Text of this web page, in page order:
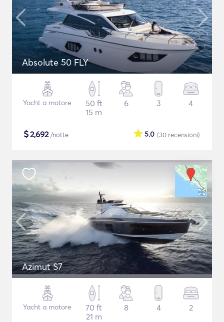
Absolute 50 FLY
Yacht a motore
50 ft
15 m
6 3 4
$2,692/notte (30 recensioni)
5.0
Azimut S7
Yacht a motore
70 ft
21 m
8 4 2